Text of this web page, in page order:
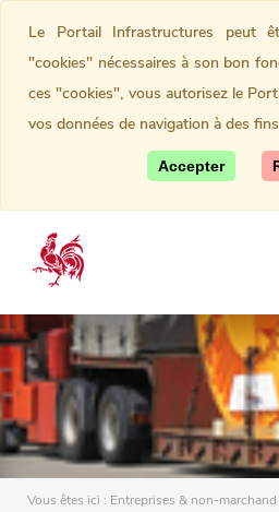
Vous êtes ici : Entreprises & non-marchand
Le Portail Infrastructures peut
"cookies" nécessaires à son bon
ces "cookies", vous autorisez le
vos données de navigation à des
Accepter